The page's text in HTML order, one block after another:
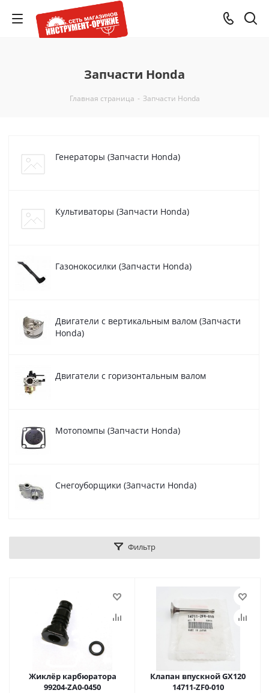
Запчасти Honda
Главная страница - Запчасти Honda
Генераторы (Запчасти Honda)
Культиваторы (Запчасти Honda)
Газонокосилки (Запчасти Honda)
Двигатели с вертикальным валом (Запчасти
Honda)
Двигатели с горизонтальным валом
Мотопомпы (Запчасти Honda)
Снегоуборщики (Запчасти Honda)
Фильтр
Жиклёр карбюратора
99204-ZA0-0450
Клапан впускной GX120
14711-ZF0-010